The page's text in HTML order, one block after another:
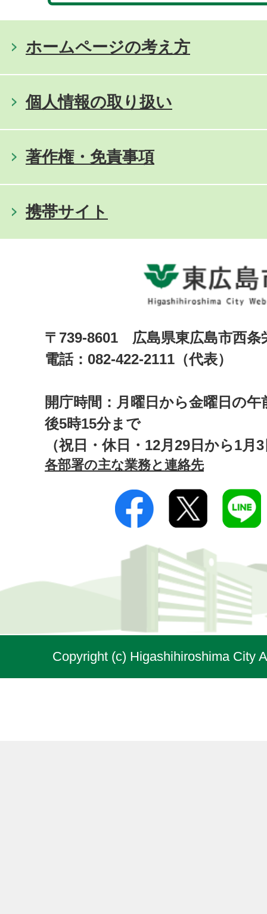
ホームページの考え方
個人情報の取り扱い
著作権・免責事項
携帯サイト
〒739-8601 広島県東広島市西
電話：082-422-2111（代表）
開庁時間：月曜日から金曜日の午
後5時15分まで
（祝日・休日・12月29日から1月
各部署の主な業務と連絡先
Copyright (c) Higashihiroshima City